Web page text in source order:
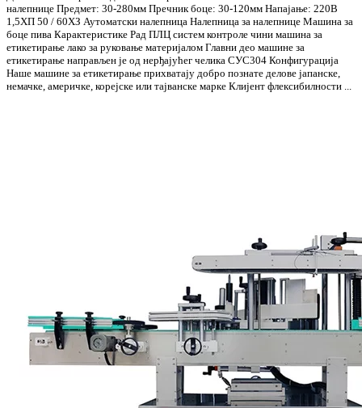
налепнице Предмет: 30-280мм Пречник боце: 30-120мм Напајање: 220В
1,5ХП 50 / 60ХЗ Аутоматски налепница Налепница за налепнице Машина за
боце пива Карактеристике Рад ПЛЦ систем контроле чини машина за
етикетирање лако за руковање материјалом Главни део машине за
етикетирање направљен је од нерђајућег челика СУС304 Конфигурација
Наше машине за етикетирање прихватају добро познате делове јапанске,
немачке, америчке, корејске или тајванске марке Клијент флексибилности ...